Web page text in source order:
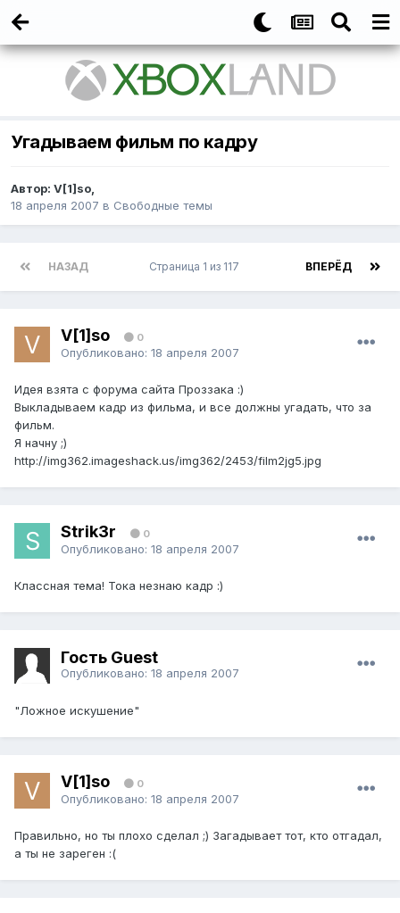
Угадываем фильм по кадру
Автор: V[1]so,
18 апреля 2007 в Свободные темы
НАЗАД ВПЕРЁД
Страница 1 из 117
V[1]so 0
Опубликовано: 18 апреля 2007
Идея взята с форума сайта Проззака :)
Выкладываем кадр из фильма, и все должны угадать, что за
фильм.
Я начну ;)
http://img362.imageshack.us/img362/2453/film2jg5.jpg
Strik3r 0
Опубликовано: 18 апреля 2007
Классная тема! Тока незнаю кадр :)
Гость Guest
Опубликовано: 18 апреля 2007
"Ложное искушение"
V[1]so 0
Опубликовано: 18 апреля 2007
Правильно, но ты плохо сделал ;) Загадывает тот, кто отгадал,
а ты не зареген :(